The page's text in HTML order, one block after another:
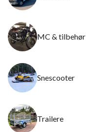
MC & tilbehør
Snescooter
Trailere